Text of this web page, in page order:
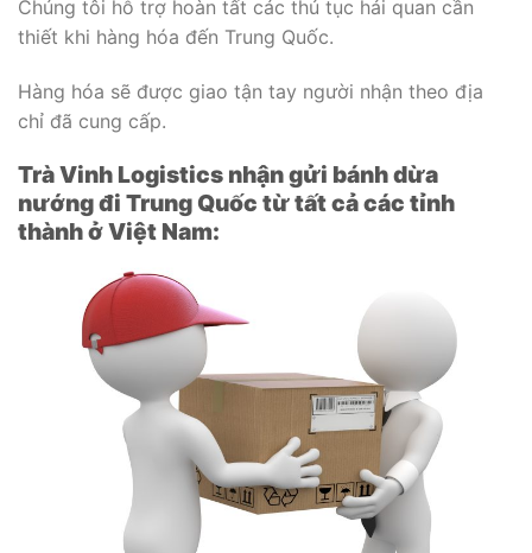
Chúng tôi hỗ trợ hoàn tất các thủ tục hải quan cần
thiết khi hàng hóa đến Trung Quốc.
Hàng hóa sẽ được giao tận tay người nhận theo địa
chỉ đã cung cấp.
Trà Vinh Logistics nhận gửi bánh dừa
nướng đi Trung Quốc từ tất cả các tỉnh
thành ở Việt Nam: